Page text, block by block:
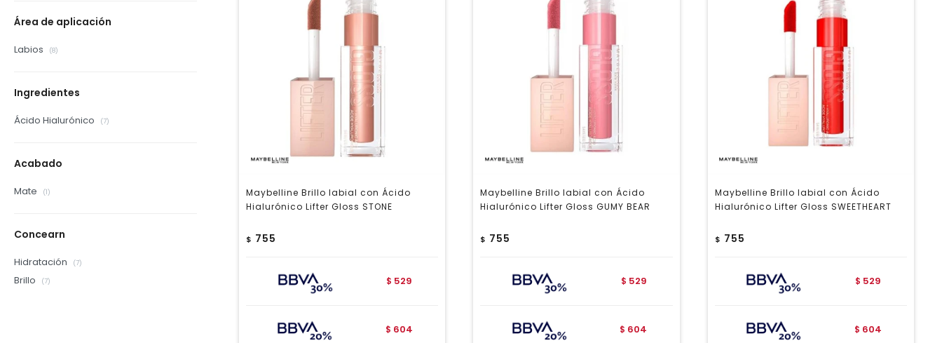
Maybelline Brillo labial con Ácido
Hialurónico Lifter Gloss STONE
$ 755
$ 529
$ 604
Maybelline Brillo labial con Ácido
Hialurónico Lifter Gloss GUMY BEAR
$ 755
$ 529
$ 604
Maybelline Brillo labial con Ácido
Hialurónico Lifter Gloss SWEETHEART
$ 755
$ 529
$ 604
Área de aplicación
Labios (8)
Ingredientes
Ácido Hialurónico (7)
Acabado
Mate (1)
Concearn
Hidratación (7)
Brillo (7)